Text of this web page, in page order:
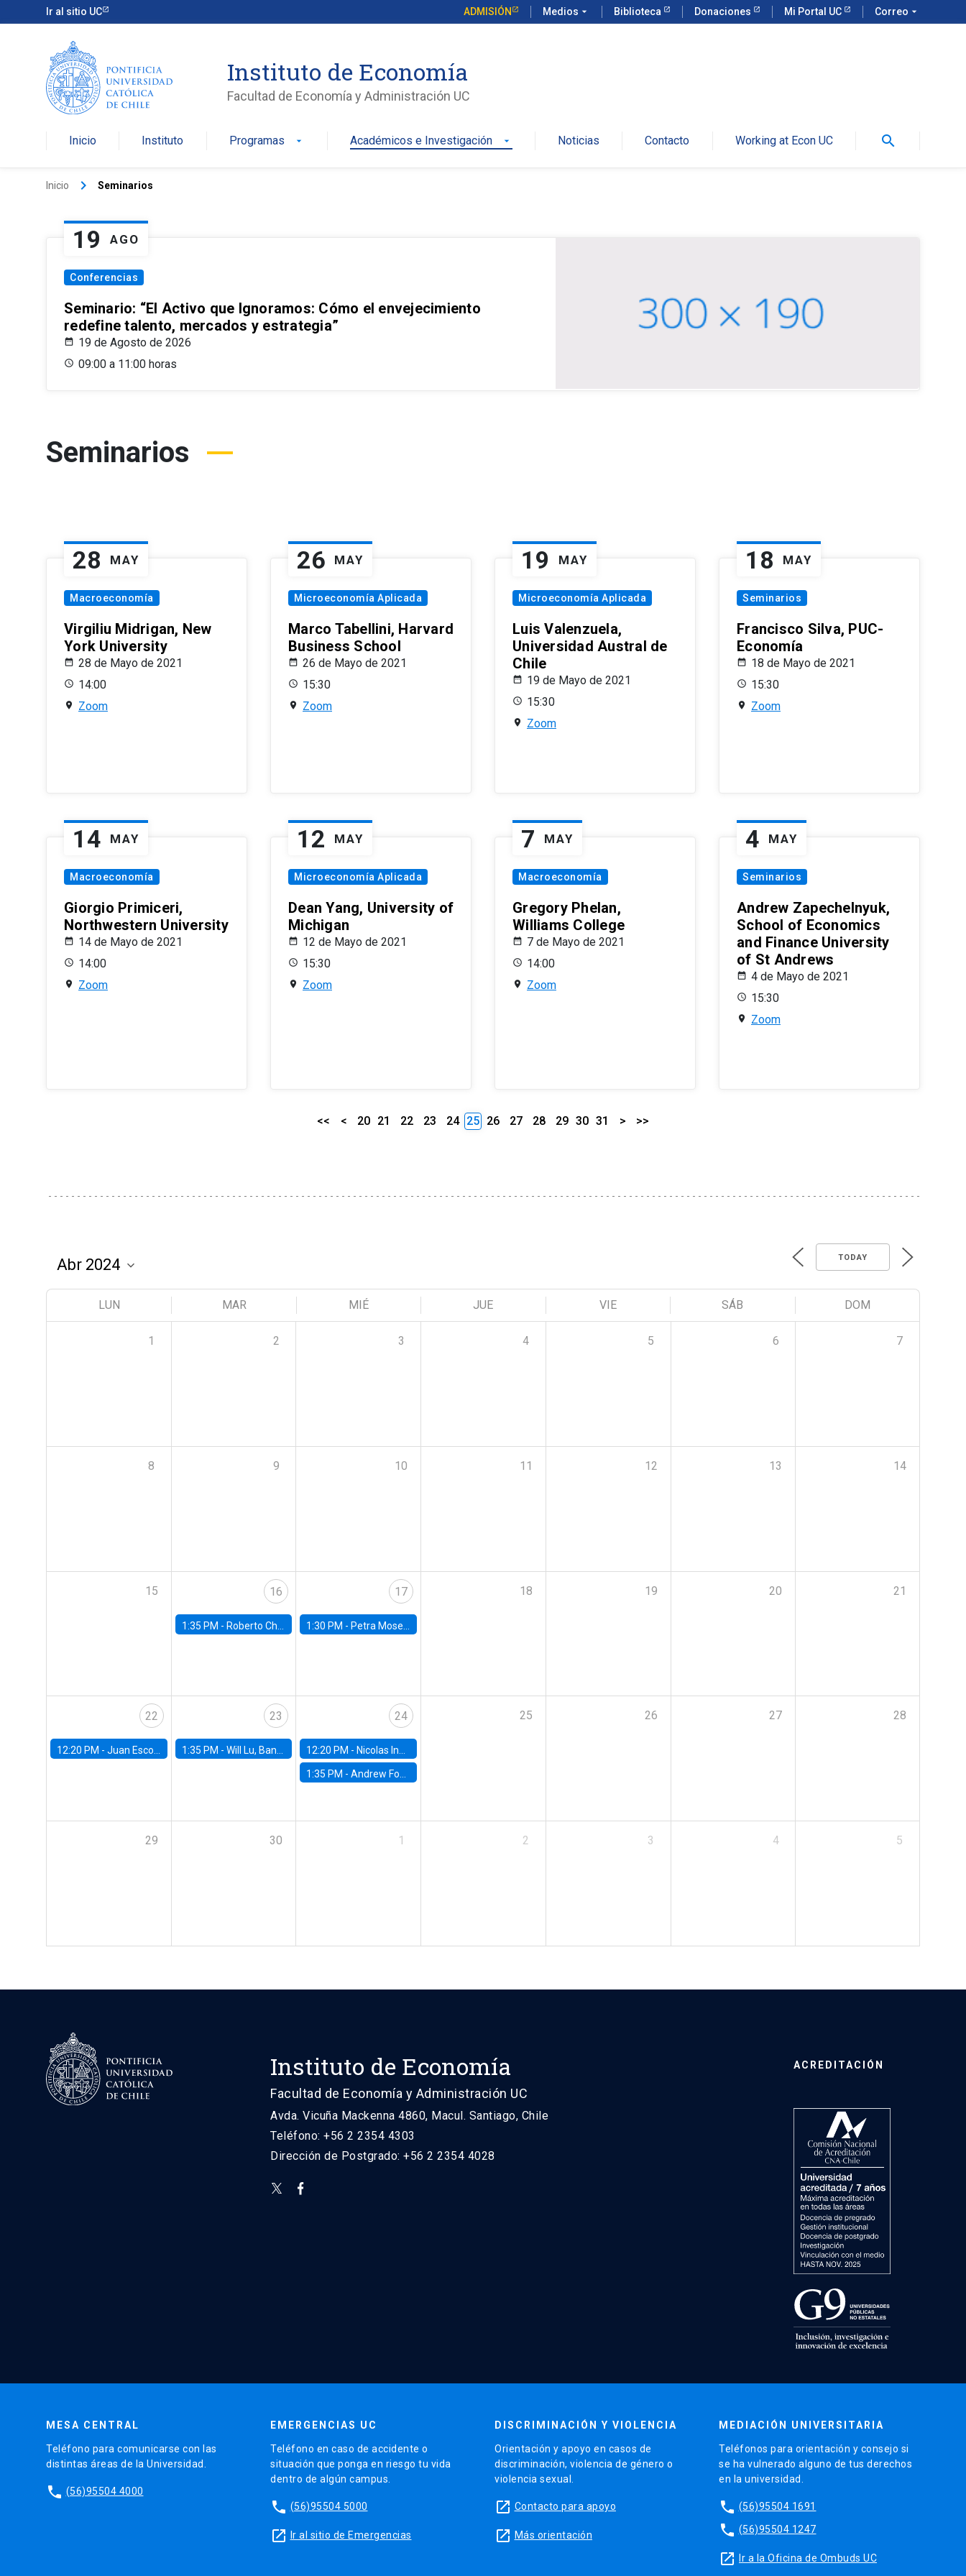
Ir al sitio UC ADMISIÓN Medios arrow_drop_down Biblioteca Donaciones Mi Portal UC Correo arrow_drop_down
Instituto de Economía
Facultad de Economía y Administración UC
Inicio Instituto Programas arrow_drop_down Académicos e Investigación arrow_drop_down Noticias Contacto Working at Econ UC search
Inicio keyboard_arrow_right Seminarios
19 AGO
Conferencias
Seminario: “El Activo que Ignoramos: Cómo el envejecimiento
redefine talento, mercados y estrategia”
19 de Agosto de 2026
09:00 a 11:00 horas
Seminarios
28 MAY
Macroeconomía
Virgiliu Midrigan, New
York University
28 de Mayo de 2021
14:00
Zoom
26 MAY
Microeconomía Aplicada
Marco Tabellini, Harvard
Business School
26 de Mayo de 2021
15:30
Zoom
19 MAY
Microeconomía Aplicada
Luis Valenzuela,
Universidad Austral de
Chile
19 de Mayo de 2021
15:30
Zoom
18 MAY
Seminarios
Francisco Silva, PUC-
Economía
18 de Mayo de 2021
15:30
Zoom
14 MAY
Macroeconomía
Giorgio Primiceri,
Northwestern University
14 de Mayo de 2021
14:00
Zoom
12 MAY
Microeconomía Aplicada
Dean Yang, University of
Michigan
12 de Mayo de 2021
15:30
Zoom
7 MAY
Macroeconomía
Gregory Phelan,
Williams College
7 de Mayo de 2021
14:00
Zoom
4 MAY
Seminarios
Andrew Zapechelnyuk,
School of Economics
and Finance University
of St Andrews
4 de Mayo de 2021
15:30
Zoom
<< < 20 21 22 23 24 25 26 27 28 29 30 31 > >>
TODAY
LUN MAR MIÉ JUE VIE SÁB DOM
1 2 3 4 5 6 7
8 9 10 11 12 13 14
15 16
1:35 PM - Roberto Chang, Rutgers University
17
1:30 PM - Petra Moser, NYU Stern
18 19 20 21
22
12:20 PM - Juan Escobar, Universidad de Chile
23
1:35 PM - Will Lu, Banco Central de Chile
24
12:20 PM - Nicolas Inostroza, Rotman School of Management, University of Toronto
1:35 PM -Andrew Foster, Brown University
25 26 27 28
29 30 1 2 3 4 5
Instituto de Economía
Facultad de Economía y Administración UC
Avda. Vicuña Mackenna 4860, Macul. Santiago, Chile
Teléfono: +56 2 2354 4303
Dirección de Postgrado: +56 2 2354 4028
ACREDITACIÓN
MESA CENTRAL
Teléfono para comunicarse con las
distintas áreas de la Universidad.
phone (56)95504 4000
EMERGENCIAS UC
Teléfono en caso de accidente o
situación que ponga en riesgo tu vida
dentro de algún campus.
phone (56)95504 5000
launch Ir al sitio de Emergencias
DISCRIMINACIÓN Y VIOLENCIA
Orientación y apoyo en casos de
discriminación, violencia de género o
violencia sexual.
launch Contacto para apoyo
launch Más orientación
MEDIACIÓN UNIVERSITARIA
Teléfonos para orientación y consejo si
se ha vulnerado alguno de tus derechos
en la universidad.
phone (56)95504 1691
phone (56)95504 1247
launch Ir a la Oficina de Ombuds UC